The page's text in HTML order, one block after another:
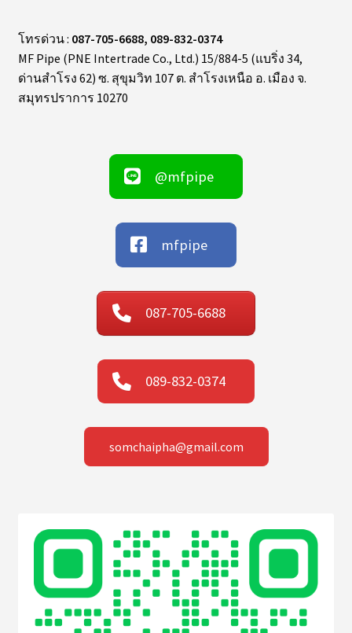
โทรด่วน : 087-705-6688, 089-832-0374
MF Pipe (PNE Intertrade Co., Ltd.) 15/884-5 (แบริ่ง 34,
ด่านสำโรง 62) ซ. สุขุมวิท 107 ต. สำโรงเหนือ อ. เมือง จ.
สมุทรปราการ 10270
@mfpipe
mfpipe
087-705-6688
089-832-0374
somchaipha@gmail.com